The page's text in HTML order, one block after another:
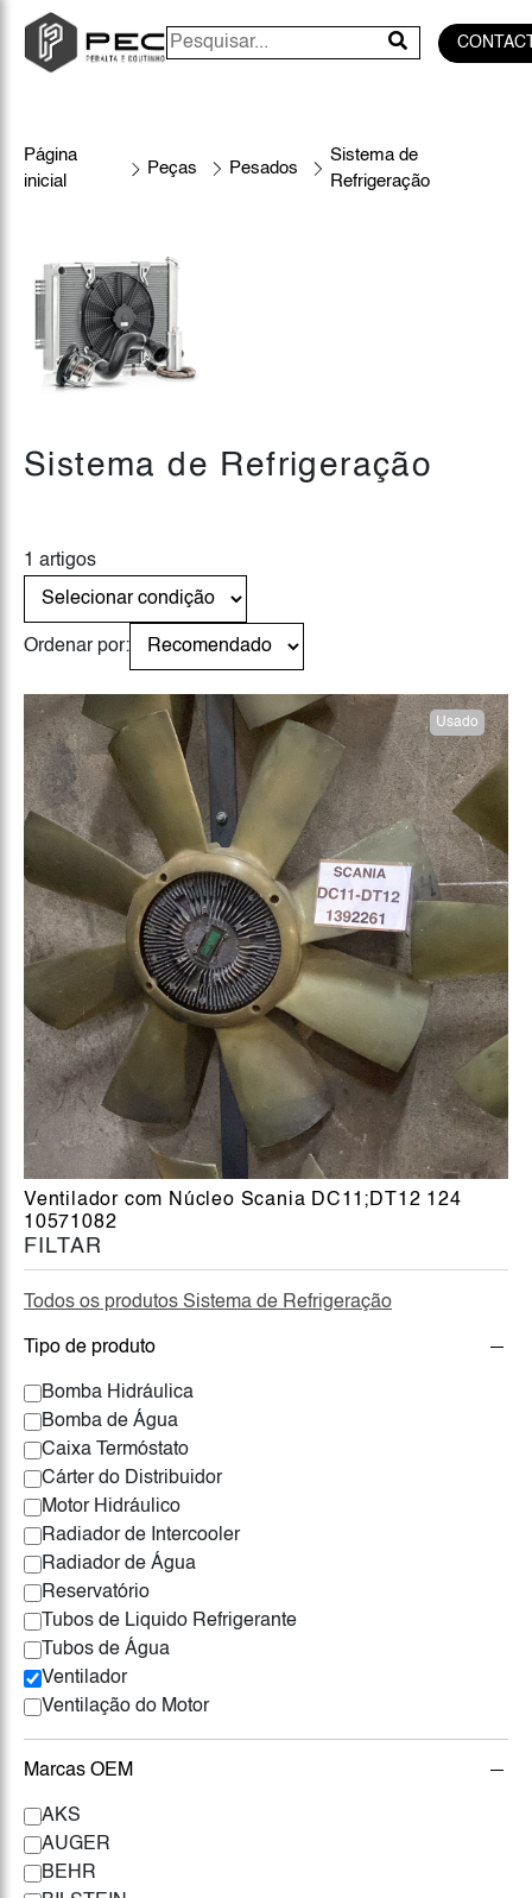
Página
inicial
Peças Pesados
Sistema de
Refrigeração
FILTAR
Todos os produtos Sistema de Refrigeração
Tipo de produto
Bomba Hidráulica
Bomba de Água
Caixa Termóstato
Cárter do Distribuidor
Motor Hidráulico
Radiador de Intercooler
Radiador de Água
Reservatório
Tubos de Liquido Refrigerante
Tubos de Água
Ventilador
Ventilação do Motor
Marcas OEM
AKS
AUGER
BEHR
Sistema de Refrigeração
1 artigos
Ordenar por:
Usado
Ventilador com Núcleo Scania DC11;DT12 124
10571082